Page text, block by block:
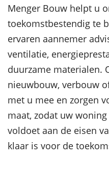
Menger Bouw helpt u
toekomstbestendig te
ervaren aannemer
ventilatie,
duurzame materialen.
nieuwbouw, verbouw
met u mee en zorgen
maat, zodat uw
voldoet aan de eisen
klaar is voor de